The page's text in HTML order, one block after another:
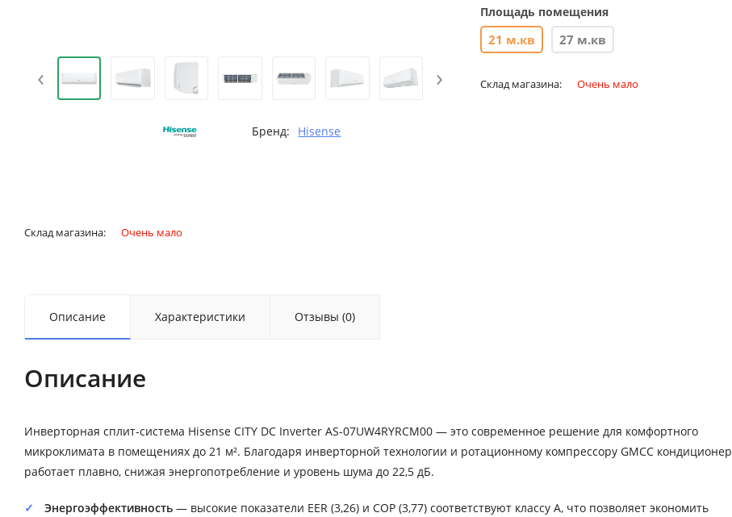
‹ ›
Бренд: Hisense
Площадь помещения
21 м.кв 27 м.кв
Склад магазина: Очень мало
Склад магазина: Очень мало
Описание Характеристики Отзывы (0)
Описание
Инверторная сплит-система Hisense CITY DC Inverter AS-07UW4RYRCM00 — это современное решение для комфортного
микроклимата в помещениях до 21 м². Благодаря инверторной технологии и ротационному компрессору GMCC кондиционер
работает плавно, снижая энергопотребление и уровень шума до 22,5 дБ.
Энергоэффективность — высокие показатели EER (3,26) и COP (3,77) соответствуют классу A, что позволяет экономить